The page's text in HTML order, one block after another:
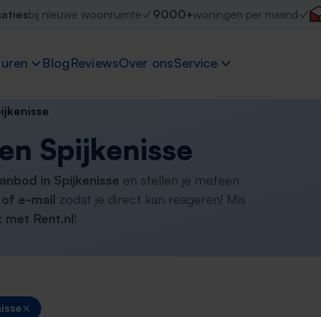
bij nieuwe woonruimte 9000+woningen per maand
BlogReviewsOver onsService
Spijkenisse
in Spijkenisse en stellen je meteen
e-mail zodat je direct kan reageren! Mis
met Rent.nl!